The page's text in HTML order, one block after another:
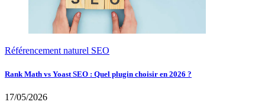
Référencement naturel SEO
Rank Math vs Yoast SEO : Quel plugin choisir en 2026 ?
17/05/2026